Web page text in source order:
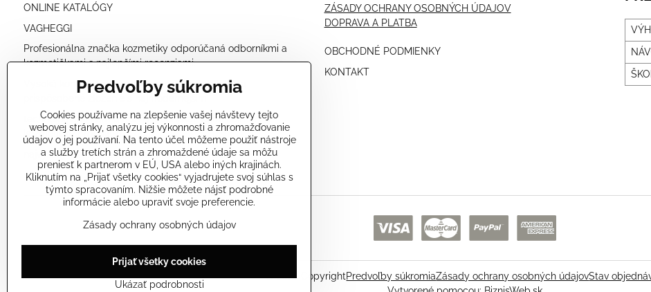
ONLINE KATALÓGY
VAGHEGGI
Profesionálna značka kozmetiky odporúčaná odborníkmi a
kozmetičkami s najlepšími recenziami.
Vysoká koncentrácia prírodných účinných látok a
prispôsobené zloženie s najmodernejšími
technológiami nám umožňuje ponúkať veľmi účinné
kozmetické produkty
najvyššej kvality a bezpečné pre vašu pokožku.
ZÁSADY OCHRANY OSOBNÝCH ÚDAJOV
DOPRAVA A PLATBA
OBCHODNÉ PODMIENKY
KONTAKT
©2026 CopyrightPredvoľby súkromiaZásady ochrany osobných údajovStav
Predvoľby súkromia
Cookies používame na zlepšenie vašej návštevy tejto
webovej stránky, analýzu jej výkonnosti a zhromažďovanie
údajov o jej používaní. Na tento účel môžeme použiť nástroje
a služby tretích strán a zhromaždené údaje sa môžu
preniesť k partnerom v EÚ, USA alebo iných krajinách.
Kliknutím na „Prijať všetky cookies“ vyjadrujete svoj súhlas s
týmto spracovaním. Nižšie môžete nájsť podrobné
informácie alebo upraviť svoje preferencie.
Zásady ochrany osobných údajov
Ukázať podrobnosti
Prijať všetky cookies